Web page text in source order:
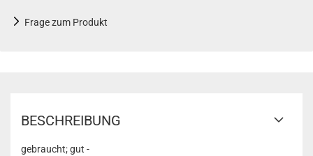
Frage zum Produkt
BESCHREIBUNG
gebraucht; gut -